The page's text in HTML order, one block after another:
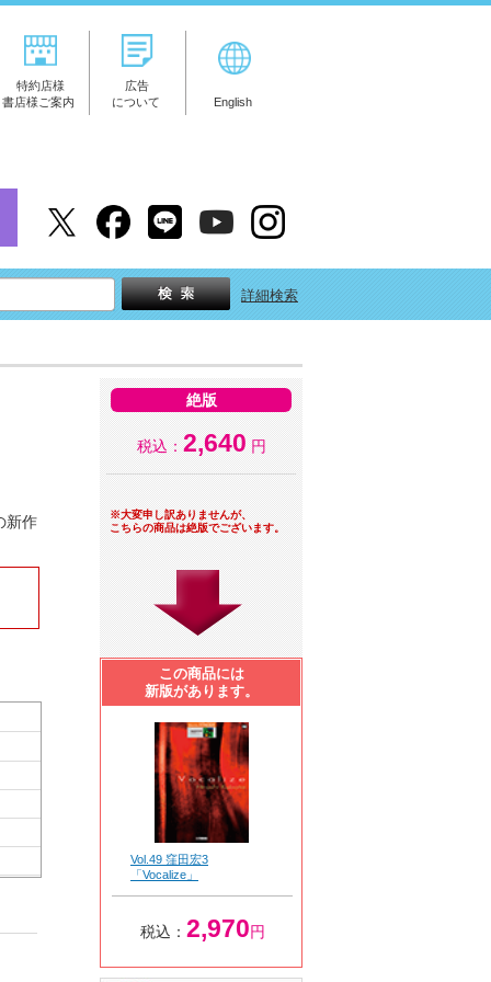
特約店様
書店様ご案内
広告
について
English
詳細検索
新作
絶版
税込： 2,640 円
※大変申し訳ありませんが、
こちらの商品は絶版でございます。
この商品には
新版があります。
Vol.49 窪田宏3
「Vocalize」
税込： 2,970円